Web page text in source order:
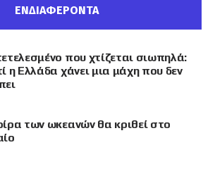
ΕΝΔΙΑΦΕΡΟΝΤΑ
που χτίζεται σιωπηλά:
η Ελλάδα χάνει μια μάχη που δεν
των ωκεανών θα κριθεί στο